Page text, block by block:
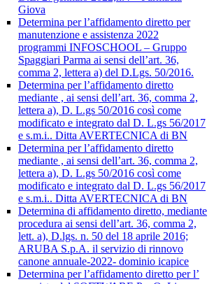
Giova
Determina per l’affidamento diretto per
manutenzione e assistenza 2022
programmi INFOSCHOOL – Gruppo
Spaggiari Parma ai sensi dell’art. 36,
comma 2, lettera a) del D.Lgs. 50/2016.
Determina per l’affidamento diretto
mediante , ai sensi dell’art. 36, comma 2,
lettera a), D. L.gs 50/2016 così come
modificato e integrato dal D. L.gs 56/2017
e s.m.i.. Ditta AVERTECNICA di BN
Determina per l’affidamento diretto
mediante , ai sensi dell’art. 36, comma 2,
lettera a), D. L.gs 50/2016 così come
modificato e integrato dal D. L.gs 56/2017
e s.m.i.. Ditta AVERTECNICA di BN
Determina di affidamento diretto, mediante
procedura ai sensi dell’art. 36, comma 2,
lett. a), D.lgs. n. 50 del 18 aprile 2016;
ARUBA S.p.A. il servizio di rinnovo
canone annuale-2022- dominio icapice
Determina per l’affidamento diretto per l’